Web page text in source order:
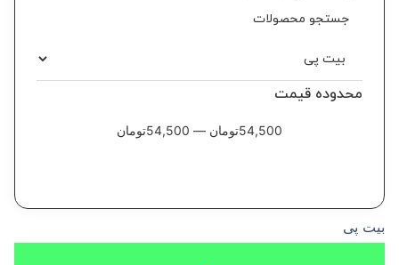
محدوده قیمت
54,500تومان —
54,500تومان
بیت پی